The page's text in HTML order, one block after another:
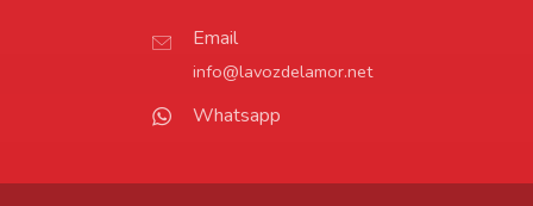
Email
info@lavozdelamor.net
Whatsapp